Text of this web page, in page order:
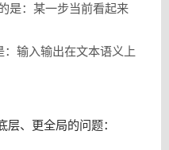
是：某一步当前看起来
：输入输出在文本语义上
、更全局的问题：